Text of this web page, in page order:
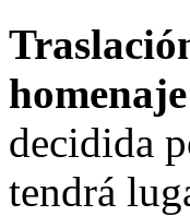
decidida
tendrá